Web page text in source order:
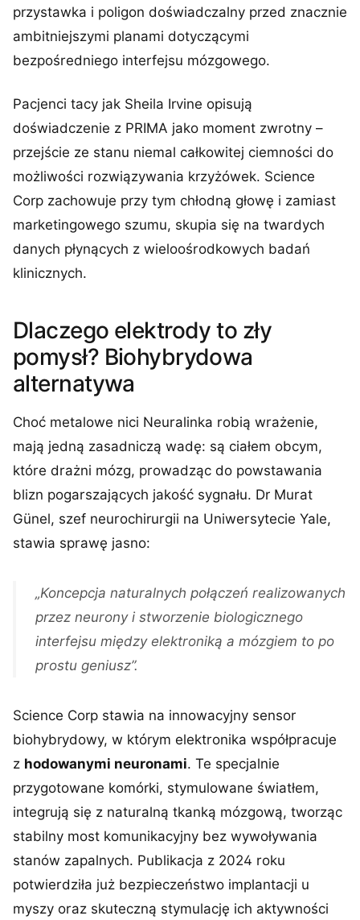
przystawka i poligon doświadczalny przed znacznie
ambitniejszymi planami dotyczącymi
bezpośredniego interfejsu mózgowego.
Pacjenci tacy jak Sheila Irvine opisują
doświadczenie z PRIMA jako moment zwrotny –
przejście ze stanu niemal całkowitej ciemności do
możliwości rozwiązywania krzyżówek. Science
Corp zachowuje przy tym chłodną głowę i zamiast
marketingowego szumu, skupia się na twardych
danych płynących z wieloośrodkowych badań
klinicznych.
Dlaczego elektrody to zły
pomysł? Biohybrydowa
alternatywa
Choć metalowe nici Neuralinka robią wrażenie,
mają jedną zasadniczą wadę: są ciałem obcym,
które drażni mózg, prowadząc do powstawania
blizn pogarszających jakość sygnału. Dr Murat
Günel, szef neurochirurgii na Uniwersytecie Yale,
stawia sprawę jasno:
„Koncepcja naturalnych połączeń realizowanych
przez neurony i stworzenie biologicznego
interfejsu między elektroniką a mózgiem to po
prostu geniusz”.
Science Corp stawia na innowacyjny sensor
biohybrydowy, w którym elektronika współpracuje
z hodowanymi neuronami. Te specjalnie
przygotowane komórki, stymulowane światłem,
integrują się z naturalną tkanką mózgową, tworząc
stabilny most komunikacyjny bez wywoływania
stanów zapalnych. Publikacja z 2024 roku
potwierdziła już bezpieczeństwo implantacji u
myszy oraz skuteczną stymulację ich aktywności